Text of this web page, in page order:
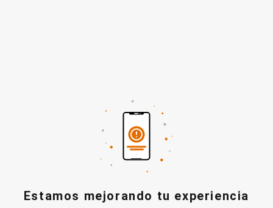
Estamos mejorando tu experiencia